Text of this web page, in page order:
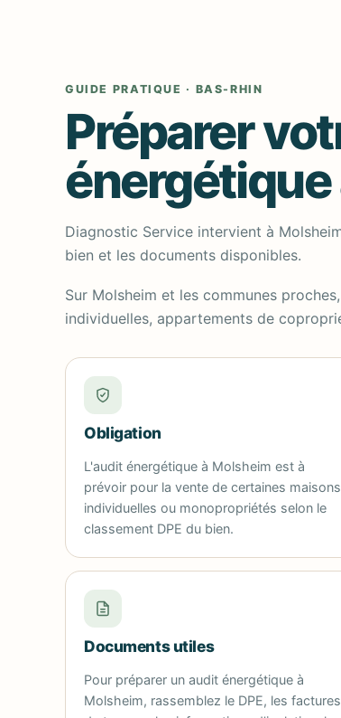
GUIDE PRATIQUE · BAS-RHIN
Préparer
Diagnostic Service intervient à
bien et les documents disponibles.
Sur Molsheim et les communes
individuelles, appartements de
Obligation
L'audit énergétique à Molsheim est à
prévoir pour la vente de certaines maisons
individuelles ou monopropriétés selon le
classement DPE du bien.
Documents utiles
Pour préparer un audit énergétique à
Molsheim, rassemblez le DPE, les factures